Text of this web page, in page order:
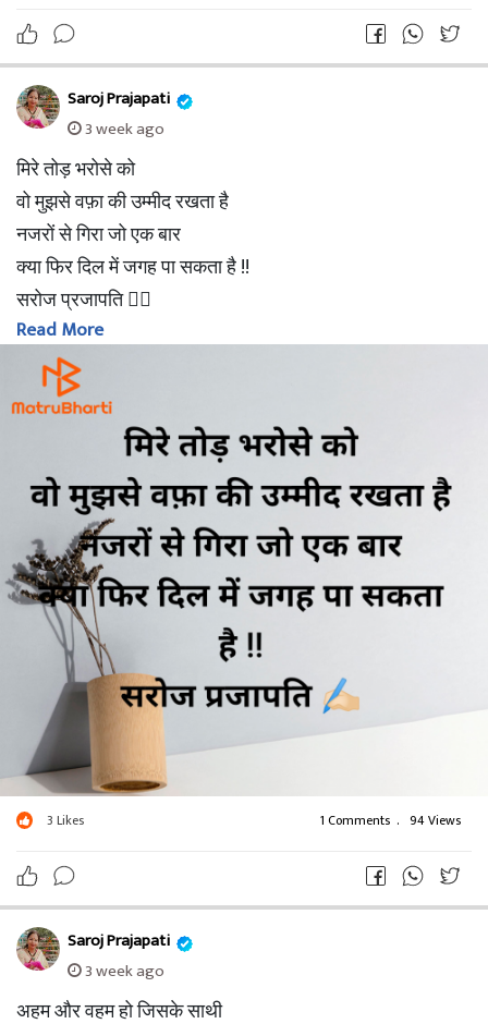
Saroj Prajapati
3 week ago
मिरे तोड़ भरोसे को
वो मुझसे वफ़ा की उम्मीद रखता है
नजरों से गिरा जो एक बार
क्या फिर दिल में जगह पा सकता है !!
सरोज प्रजापति ✍🏻
- Saroj Prajapati
Read More
3 Likes 1 Comments . 94 Views
Saroj Prajapati
3 week ago
अहम और वहम हो जिसके साथी